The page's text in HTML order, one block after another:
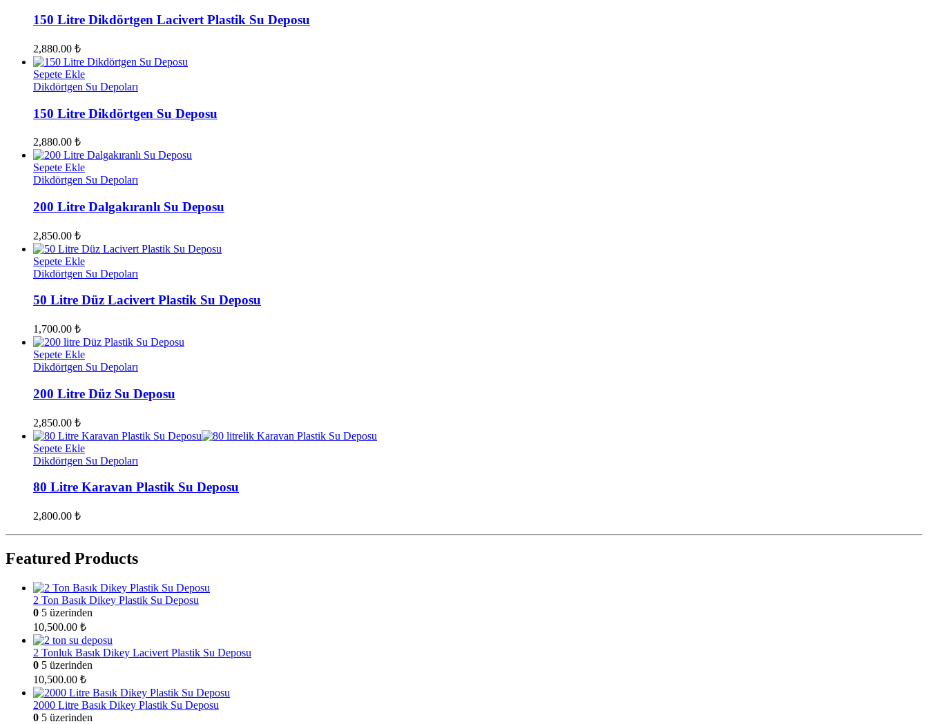
150 Litre Dikdörtgen Lacivert Plastik Su Deposu
2,880.00 ₺
Sepete Ekle
Dikdörtgen Su Depoları
150 Litre Dikdörtgen Su Deposu
2,880.00 ₺
Sepete Ekle
Dikdörtgen Su Depoları
200 Litre Dalgakıranlı Su Deposu
2,850.00 ₺
Sepete Ekle
Dikdörtgen Su Depoları
50 Litre Düz Lacivert Plastik Su Deposu
1,700.00 ₺
Sepete Ekle
Dikdörtgen Su Depoları
200 Litre Düz Su Deposu
2,850.00 ₺
Sepete Ekle
Dikdörtgen Su Depoları
80 Litre Karavan Plastik Su Deposu
2,800.00 ₺
Featured Products
2 Ton Basık Dikey Plastik Su Deposu
0 5 üzerinden
10,500.00 ₺
2 Tonluk Basık Dikey Lacivert Plastik Su Deposu
0 5 üzerinden
10,500.00 ₺
2000 Litre Basık Dikey Plastik Su Deposu
0 5 üzerinden